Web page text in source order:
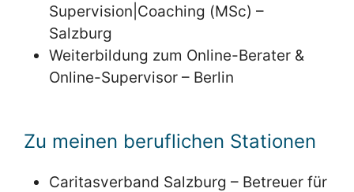
Supervision|Coaching (MSc) –
Salzburg
Weiterbildung zum Online-Berater &
Online-Supervisor – Berlin
Zu meinen beruflichen Stationen
Caritasverband Salzburg – Betreuer für